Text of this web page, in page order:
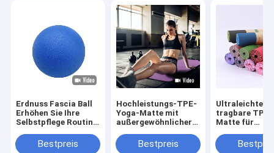
Erdnuss Fascia Ball
Erhöhen Sie Ihre
Selbstpflege Routine
Muskelknoten
Linderung von Stress
Bestpreis
Hochleistungs-TPE-
Yoga-Matte mit
außergewöhnlicher
elastischem Kissen
Bestpreis
Ultraleichte
tragbare
Matte für
unterwegs